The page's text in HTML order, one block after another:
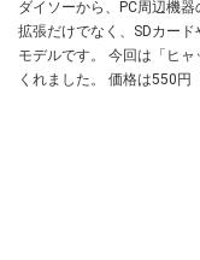
ダイソーから、PC周辺機
拡張だけでなく、SDカー
モデルです。 今回は「ヒ
くれました。 価格は550円